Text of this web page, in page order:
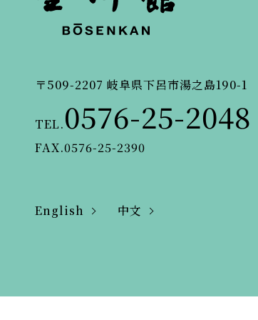
〒509-2207 岐阜県下呂市湯之島190-1
TEL.0576-25-2048
FAX.0576-25-2390
English 中文